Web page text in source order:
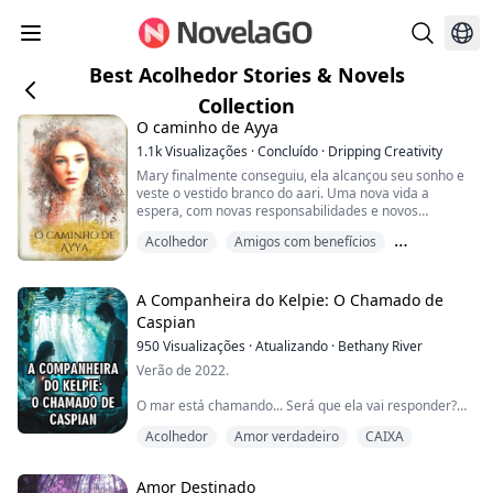
Best Acolhedor Stories & Novels
Collection
O caminho de Ayya
1.1kVisualizações ·Concluído · Dripping Creativity
Mary finalmente conseguiu, ela alcançou seu sonho e
veste o vestido branco do aari. Uma nova vida a
espera, com novas responsabilidades e novos
Ela ainda está cercada por sua família e amigos, e
em sua nova vida, a notícia de um novo surto da
doença chega a Salmis.
De repente, cabe a e...
Acolhedor
Amigos com benefícios
A Companheira do Kelpie: O Chamado de
Caspian
950Visualizações ·Atualizando · Bethany River
Verão de 2022.
O mar está chamando... Será que ela vai responder?
Quando Catherine tinha oito anos, ela acredita que
Acolhedor Amor verdadeiro CAIXA
Amor Destinado